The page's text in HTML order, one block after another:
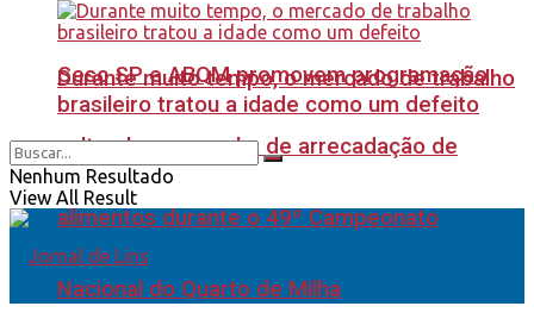
Sesc SP e ABQM promovem programação
cultural e campanha de arrecadação de
alimentos durante o 49º Campeonato
Nacional do Quarto de Milha
Durante muito tempo, o mercado de trabalho
brasileiro tratou a idade como um defeito
Nenhum Resultado
View All Result